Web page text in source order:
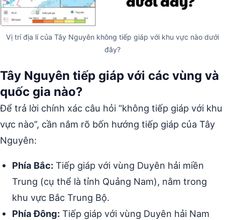
Vị trí địa lí của Tây Nguyên không tiếp giáp với khu vực nào dưới
đây?
Tây Nguyên tiếp giáp với các vùng và
quốc gia nào?
Để trả lời chính xác câu hỏi “không tiếp giáp với khu
vực nào”, cần nắm rõ bốn hướng tiếp giáp của Tây
Nguyên:
Phía Bắc: Tiếp giáp với vùng Duyên hải miền
Trung (cụ thể là tỉnh Quảng Nam), nằm trong
khu vực Bắc Trung Bộ.
Phía Đông: Tiếp giáp với vùng Duyên hải Nam